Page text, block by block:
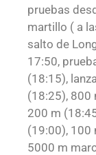
pruebas
martillo ( a
salto de
17:50,
(18:15),
(18:25), 800
200 m
(19:00), 100
5000 m